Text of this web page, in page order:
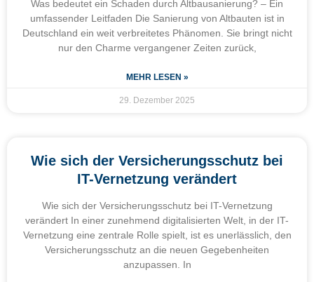
Was bedeutet ein Schaden durch Altbausanierung? – Ein
umfassender Leitfaden Die Sanierung von Altbauten ist in
Deutschland ein weit verbreitetes Phänomen. Sie bringt nicht
nur den Charme vergangener Zeiten zurück,
MEHR LESEN »
29. Dezember 2025
Wie sich der Versicherungsschutz bei
IT-Vernetzung verändert
Wie sich der Versicherungsschutz bei IT-Vernetzung
verändert In einer zunehmend digitalisierten Welt, in der IT-
Vernetzung eine zentrale Rolle spielt, ist es unerlässlich, den
Versicherungsschutz an die neuen Gegebenheiten
anzupassen. In